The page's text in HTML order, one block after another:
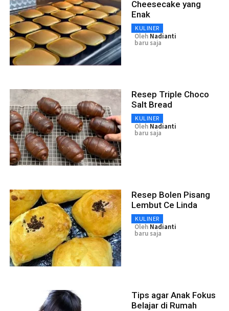
Cheesecake yang
Enak
KULINER
Oleh Nadianti
baru saja
Resep Triple Choco
Salt Bread
KULINER
Oleh Nadianti
baru saja
Resep Bolen Pisang
Lembut Ce Linda
KULINER
Oleh Nadianti
baru saja
Tips agar Anak Fokus
Belajar di Rumah